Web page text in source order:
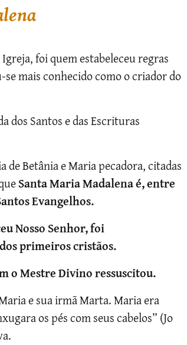
foi quem estabeleceu regras
mais conhecido como o criador do
dos Santos e das Escrituras
Betânia e Maria pecadora, citadas
Santa Maria Madalena é, entre
Evangelhos.
Nosso Senhor, foi
primeiros cristãos.
o Mestre Divino ressuscitou.
e sua irmã Marta. Maria era
os pés com seus cabelos” (Jo